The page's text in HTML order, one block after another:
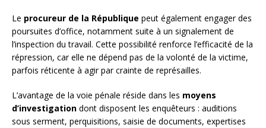
Le procureur de la République peut également engager des
poursuites d’office, notamment suite à un signalement de
l’inspection du travail. Cette possibilité renforce l’efficacité de la
répression, car elle ne dépend pas de la volonté de la victime,
parfois réticente à agir par crainte de représailles.
L’avantage de la voie pénale réside dans les moyens
d’investigation dont disposent les enquêteurs : auditions
sous serment, perquisitions, saisie de documents, expertises